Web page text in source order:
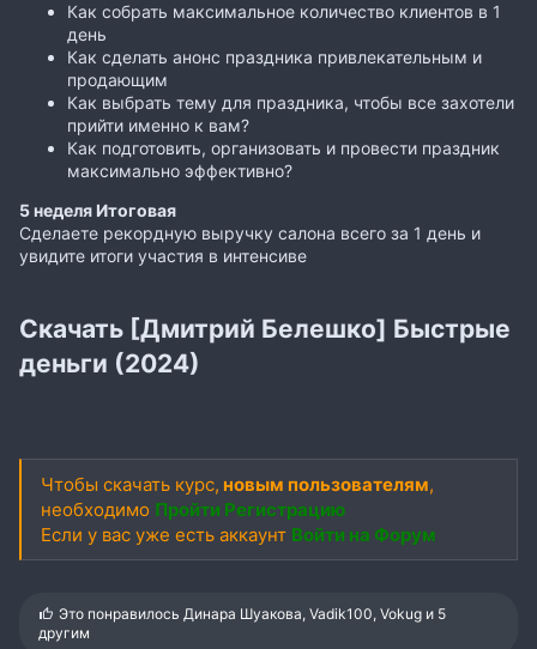
Как собрать максимальное количество клиентов в 1
день
Как сделать анонс праздника привлекательным и
продающим
Как выбрать тему для праздника, чтобы все захотели
прийти именно к вам?
Как подготовить, организовать и провести праздник
максимально эффективно?
5 неделя Итоговая
Сделаете рекордную выручку салона всего за 1 день и
увидите итоги участия в интенсиве
Скачать [Дмитрий Белешко] Быстрые
деньги (2024)
Чтобы скачать курс, новым пользователям,
необходимо Пройти Регистрацию
Если у вас уже есть аккаунт Войти на Форум
С
и
Это понравилось Динара Шуакова,Vadik100,Vokug и 5
другим